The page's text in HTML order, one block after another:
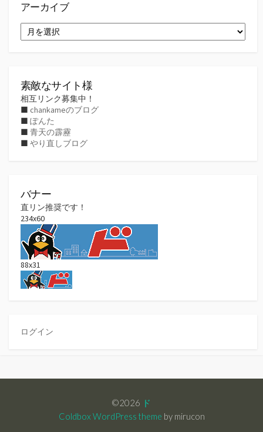
アーカイブ
ー
素敵なサイト様
相互リンク募集中！
■ chankameのブログ
■ ぽんた
■ 青天の霹靂
■ やり直しブログ
バナー
直リン推奨です！
234x60
88x31
ログイン
©2026 ド
Coldbox WordPress theme by mirucon